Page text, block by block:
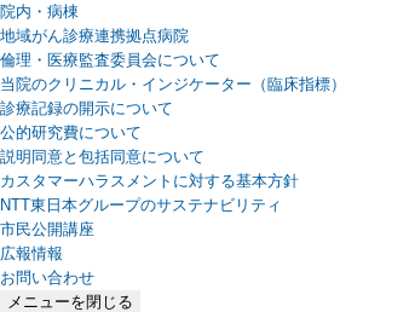
院内・病棟
地域がん診療連携拠点病院
倫理・医療監査委員会について
当院のクリニカル・インジケーター（臨床指標）
診療記録の開示について
公的研究費について
説明同意と包括同意について
カスタマーハラスメントに対する基本方針
NTT東日本グループのサステナビリティ
（新しいタブで開きます）
市民公開講座
広報情報
お問い合わせ
メニューを閉じる